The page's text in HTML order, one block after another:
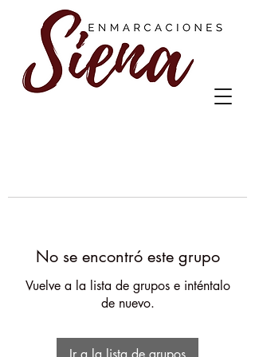
No se encontró este grupo
Vuelve a la lista de grupos e inténtalo
de nuevo.